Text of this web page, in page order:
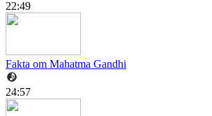
22:49
Fakta om Mahatma Gandhi
24:57